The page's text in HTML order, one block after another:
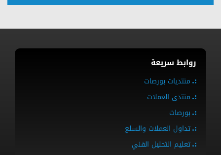
روابط سريعة
منتديات بورصات
منتدى العملات
بورصات
تداول العملات والسلع
تعليم التحليل الفني